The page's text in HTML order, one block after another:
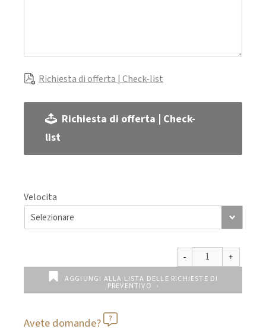
Richiesta di offerta | Check-list
Richiesta di offerta | Check-
list
Velocita
AGGIUNGI ALLA LISTA DELLE RICHIESTE DI
PREVENTIVO
Avete domande?